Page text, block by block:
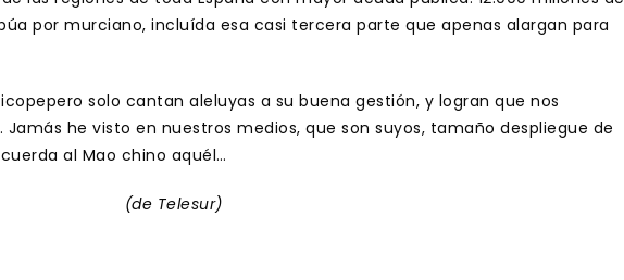
por murciano, incluída esa casi tercera parte que apenas alargan para
solo cantan aleluyas a su buena gestión, y logran que nos
he visto en nuestros medios, que son suyos, tamaño despliegue de
al Mao chino aquél…
(de Telesur)